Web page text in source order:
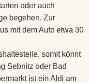
oder auch
begehen. Zur
mit dem Auto etwa 30
somit könnt
Sebnitz oder Bad
ist ein Aldi am